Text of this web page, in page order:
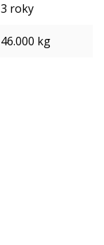
3 roky
46.000 kg